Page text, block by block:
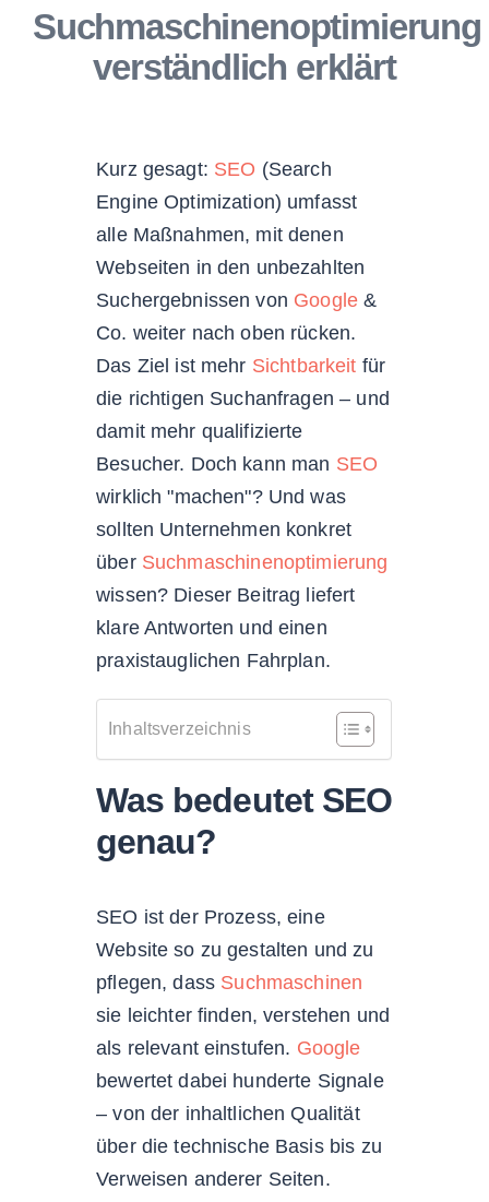
Suchmaschinenoptimierung
verständlich erklärt
Kurz gesagt: SEO (Search
Engine Optimization) umfasst
alle Maßnahmen, mit denen
Webseiten in den unbezahlten
Suchergebnissen von Google&
Co. weiter nach oben rücken.
Das Ziel ist mehr Sichtbarkeit für
die richtigen Suchanfragen – und
damit mehr qualifizierte
Besucher. Doch kann man SEO
wirklich "machen"? Und was
sollten Unternehmen konkret
über Suchmaschinenoptimierung
wissen? Dieser Beitrag liefert
klare Antworten und einen
praxistauglichen Fahrplan.
Inhaltsverzeichnis
Was bedeutet SEO
genau?
SEO ist der Prozess, eine
Website so zu gestalten und zu
pflegen, dass Suchmaschinen
sie leichter finden, verstehen und
als relevant einstufen. Google
bewertet dabei hunderte Signale
– von der inhaltlichen Qualität
über die technische Basis bis zu
Verweisen anderer Seiten.